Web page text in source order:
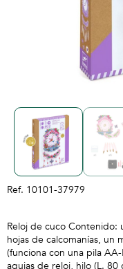
Ref. 10101-37979
Reloj de cuco Contenido:
hojas de calcomanías, un
(funciona con una pila
agujas de reloj, hilo (L.